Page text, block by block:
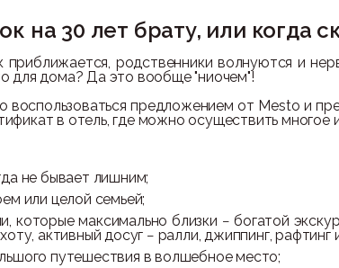
на 30 лет брату, или когда
приближается, родственники волнуются и
для дома? Да это вообще "ниочем"!
предложением от Mesto и
в отель, где можно осуществить многое
не бывает лишним;
или целой семьей;
которые максимально близки − богатой
активный досуг − ралли, джиппинг,
путешествия в волшебное место;